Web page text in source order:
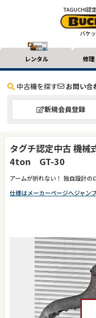
TAGUCHI認
バケ
レンタル 修理
中古機を探す お問い合
新規会員登録
タグチ認定中古 機
4ton GT-30
アームが折れない！ 独自設計
仕様はメーカーページへジャン